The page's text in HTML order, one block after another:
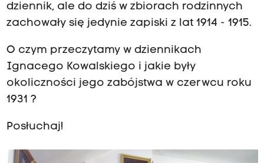
dziennik, ale do dziś w zbiorach rodzinnych
zachowały się jedynie zapiski z lat 1914 - 1915.
O czym przeczytamy w dziennikach
Ignacego Kowalskiego i jakie były
okoliczności jego zabójstwa w czerwcu roku
1931 ?
Posłuchaj!